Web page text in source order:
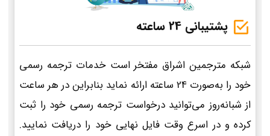
پشتیبانی 24 ساعته
شبکه مترجمین اشراق مفتخر است خدمات ترجمه رسمی
خود را به‌صورت 24 ساعته ارائه نماید بنابراین در هر ساعت
از شبانه‌روز می‌توانید درخواست ترجمه رسمی خود را ثبت
کرده و در اسرع وقت فایل نهایی خود را دریافت نمایید.